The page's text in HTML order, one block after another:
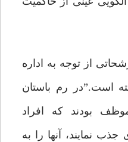
از توجه به اداره
است.”در رم باستان
بودند که افراد
جذب نمایند، آنها را به